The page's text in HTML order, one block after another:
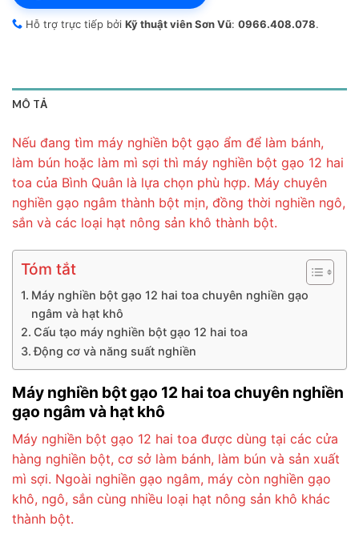
Hỗ trợ trực tiếp bởi Kỹ thuật viên Sơn Vũ: 0966.408.078.
MÔ TẢ
Nếu đang tìm máy nghiền bột gạo ẩm để làm bánh,
làm bún hoặc làm mì sợi thì máy nghiền bột gạo 12 hai
toa của Bình Quân là lựa chọn phù hợp. Máy chuyên
nghiền gạo ngâm thành bột mịn, đồng thời nghiền ngô,
sắn và các loại hạt nông sản khô thành bột.
Tóm tắt
Máy nghiền bột gạo 12 hai toa chuyên nghiền gạo
ngâm và hạt khô
Cấu tạo máy nghiền bột gạo 12 hai toa
Động cơ và năng suất nghiền
Máy nghiền bột gạo 12 hai toa chuyên nghiền
gạo ngâm và hạt khô
Máy nghiền bột gạo 12 hai toa được dùng tại các cửa
hàng nghiền bột, cơ sở làm bánh, làm bún và sản xuất
mì sợi. Ngoài nghiền gạo ngâm, máy còn nghiền gạo
khô, ngô, sắn cùng nhiều loại hạt nông sản khô khác
thành bột.